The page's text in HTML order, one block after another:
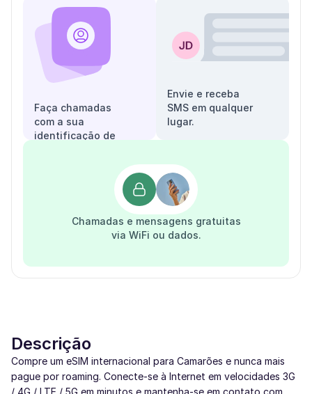
Faça chamadas
com a sua
identificação de
Envie e receba
SMS em qualquer
lugar.
Chamadas e mensagens gratuitas
via WiFi ou dados.
Descrição
Compre um eSIM internacional para Camarões e nunca mais
pague por roaming. Conecte-se à Internet em velocidades 3G
/ 4G / LTE / 5G em minutos e mantenha-se em contato com